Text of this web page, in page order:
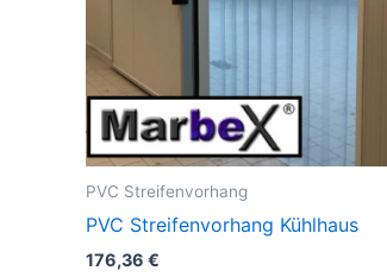
PVC Streifenvorhang
PVC Streifenvorhang Kühlhaus
176,36 €